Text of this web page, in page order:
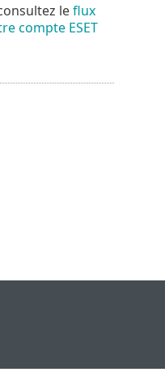
leflux
compte ESET